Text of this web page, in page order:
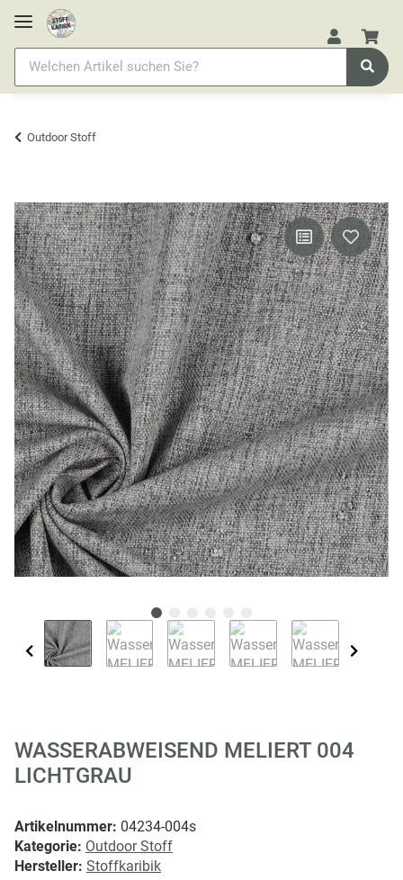
Outdoor Stoff
WASSERABWEISEND MELIERT 004
LICHTGRAU
Artikelnummer: 04234-004s
Kategorie: Outdoor Stoff
Hersteller: Stoffkaribik